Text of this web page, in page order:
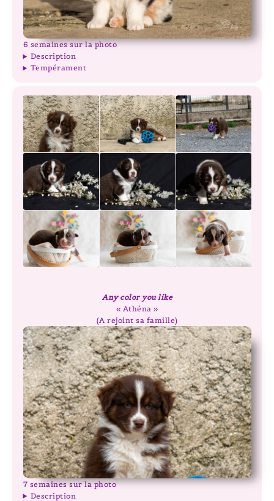
6 semaines sur la photo
Description
Tempérament
Any color you like
« Athéna »
(A rejoint sa famille)
7 semaines sur la photo
Description